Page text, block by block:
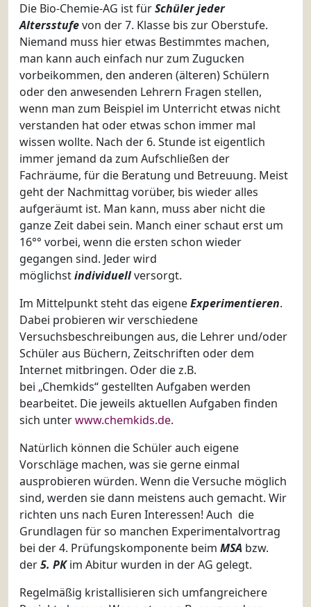
Die Bio-Chemie-AG ist fürSchüler jeder
Altersstufevon der 7. Klasse bis zur Oberstufe.
Niemand muss hier etwas Bestimmtes machen,
man kann auch einfach nur zum Zugucken
vorbeikommen, den anderen (älteren) Schülern
oder den anwesenden Lehrern Fragen stellen,
wenn man zum Beispiel im Unterricht etwas nicht
verstanden hat oder etwas schon immer mal
wissen wollte. Nach der 6. Stunde ist eigentlich
immer jemand da zum Aufschließen der
Fachräume, für die Beratung und Betreuung. Meist
geht der Nachmittag vorüber, bis wieder alles
aufgeräumt ist. Man kann, muss aber nicht die
ganze Zeit dabei sein. Manch einer schaut erst um
16°° vorbei, wenn die ersten schon wieder
gegangen sind. Jeder wird
möglichstindividuellversorgt.
Im Mittelpunkt steht das eigeneExperimentieren.
Dabei probieren wir verschiedene
Versuchsbeschreibungen aus, die Lehrer und/oder
Schüler aus Büchern, Zeitschriften oder dem
Internet mitbringen. Oder die z.B.
bei „Chemkids“ gestellten Aufgaben werden
bearbeitet. Die jeweils aktuellen Aufgaben finden
sich unterwww.chemkids.de.
Natürlich können die Schüler auch eigene
Vorschläge machen, was sie gerne einmal
ausprobieren würden. Wenn die Versuche möglich
sind, werden sie dann meistens auch gemacht. Wir
richten uns nach Euren Interessen! Auch die
Grundlagen für so manchen Experimentalvortrag
bei der 4. Prüfungskomponente beim MSA bzw.
der5. PKim Abitur wurden in der AG gelegt.
Regelmäßig kristallisieren sich umfangreichere